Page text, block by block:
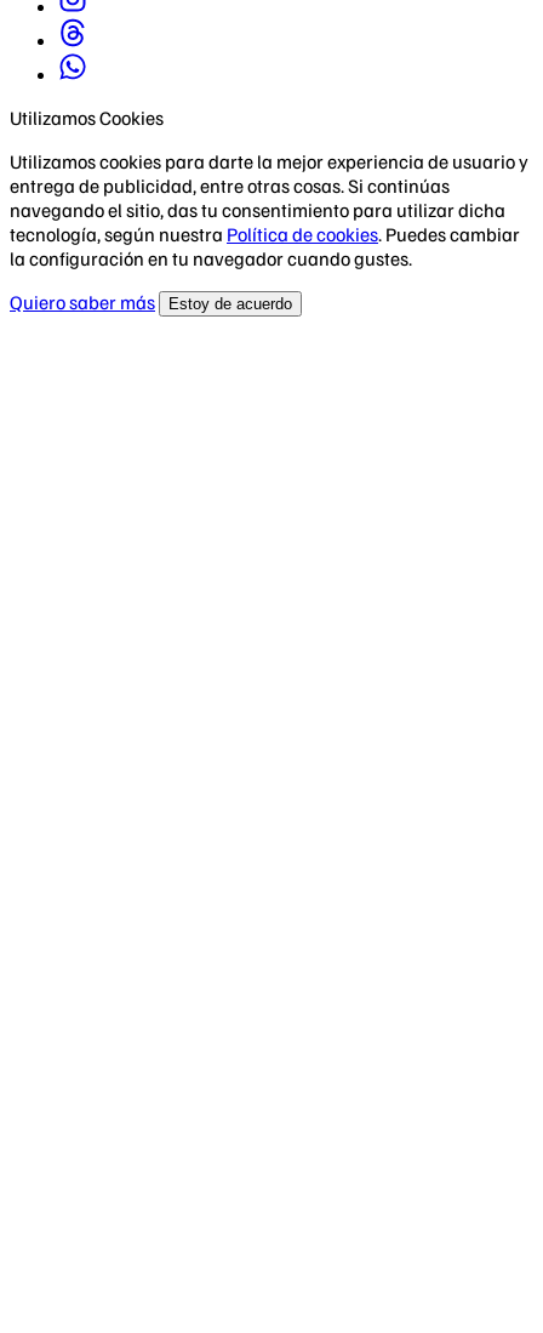
Utilizamos Cookies
Utilizamos cookies para darte la mejor experiencia de usuario y
entrega de publicidad, entre otras cosas. Si continúas
navegando el sitio, das tu consentimiento para utilizar dicha
tecnología, según nuestra Política de cookies. Puedes cambiar
la configuración en tu navegador cuando gustes.
Quiero saber más
Estoy de acuerdo